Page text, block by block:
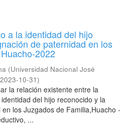
a la identidad del hijo
de paternidad en los
2022
(Universidad Nacional José
2023-10-31)
la relación existente entre la
del hijo reconocido y la
los Juzgados de Familia,Huacho -
...